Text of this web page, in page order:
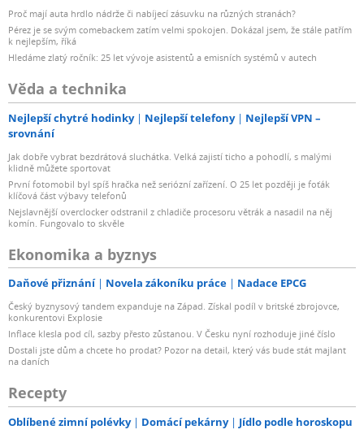
Proč mají auta hrdlo nádrže či nabíjecí zásuvku na různých stranách?
Pérez je se svým comebackem zatím velmi spokojen. Dokázal jsem, že stále patřím
k nejlepším, říká
Hledáme zlatý ročník: 25 let vývoje asistentů a emisních systémů v autech
Věda a technika
Nejlepší chytré hodinky Nejlepší telefony
Nejlepší VPN –
srovnání
Jak dobře vybrat bezdrátová sluchátka. Velká zajistí ticho a pohodlí, s malými
klidně můžete sportovat
První fotomobil byl spíš hračka než seriózní zařízení. O 25 let později je foťák
klíčová část výbavy telefonů
Nejslavnější overclocker odstranil z chladiče procesoru větrák a nasadil na něj
komín. Fungovalo to skvěle
Ekonomika a byznys
Daňové přiznání Novela zákoníku práce Nadace EPCG
Český byznysový tandem expanduje na Západ. Získal podíl v britské zbrojovce,
konkurentovi Explosie
Inflace klesla pod cíl, sazby přesto zůstanou. V Česku nyní rozhoduje jiné číslo
Dostali jste dům a chcete ho prodat? Pozor na detail, který vás bude stát majlant
na daních
Recepty
Oblíbené zimní polévky Domácí pekárny Jídlo podle horoskopu